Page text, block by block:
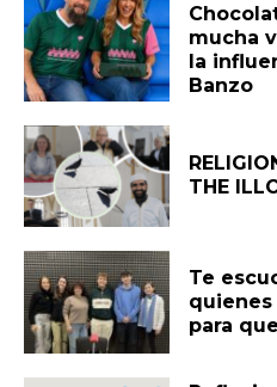
mucha
la
Banzo
THE
Te
quienes
para